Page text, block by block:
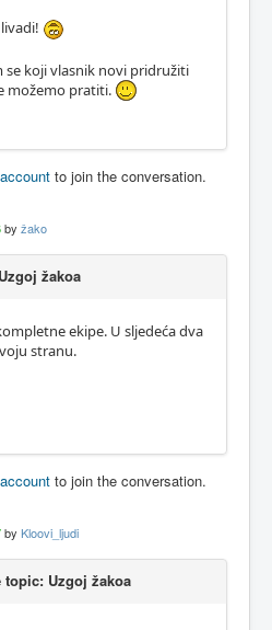
se koji vlasnik novi pridružiti
možemo pratiti.
to join the conversation.
by žako
žakoa
ekipe. U sljedeća dva
stranu.
to join the conversation.
by Kloovi_ljudi
Uzgoj žakoa